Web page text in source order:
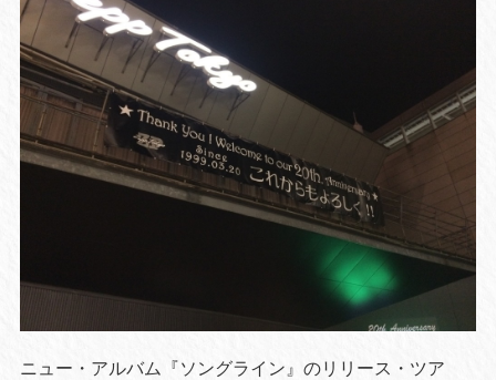
ニュー・アルバム『ソングライン』のリリース・ツア